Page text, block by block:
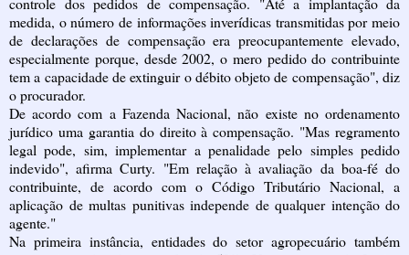
medida, o número de informações inverídicas transmitidas por meio
de declarações de compensação era preocupantemente elevado,
especialmente porque, desde 2002, o mero pedido do contribuinte
tem a capacidade de extinguir o débito objeto de compensação", diz
o procurador.
De acordo com a Fazenda Nacional, não existe no ordenamento
jurídico uma garantia do direito à compensação. "Mas regramento
legal pode, sim, implementar a penalidade pelo simples pedido
indevido", afirma Curty. "Em relação à avaliação da boa-fé do
contribuinte, de acordo com o Código Tributário Nacional, a
aplicação de multas punitivas independe de qualquer intenção do
agente."
Na primeira instância, entidades do setor agropecuário também